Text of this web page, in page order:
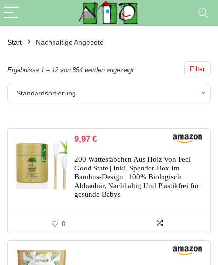
Start Nachhaltige Angebote
Filter
Ergebnisse 1 – 12 von 854 werden angezeigt
Standardsortierung
9,97 €
200 Wattestäbchen Aus Holz Von Feel
Good State | Inkl. Spender-Box Im
Bambus-Design | 100% Biologisch
Abbaubar, Nachhaltig Und Plastikfrei für
gesunde Babys
0